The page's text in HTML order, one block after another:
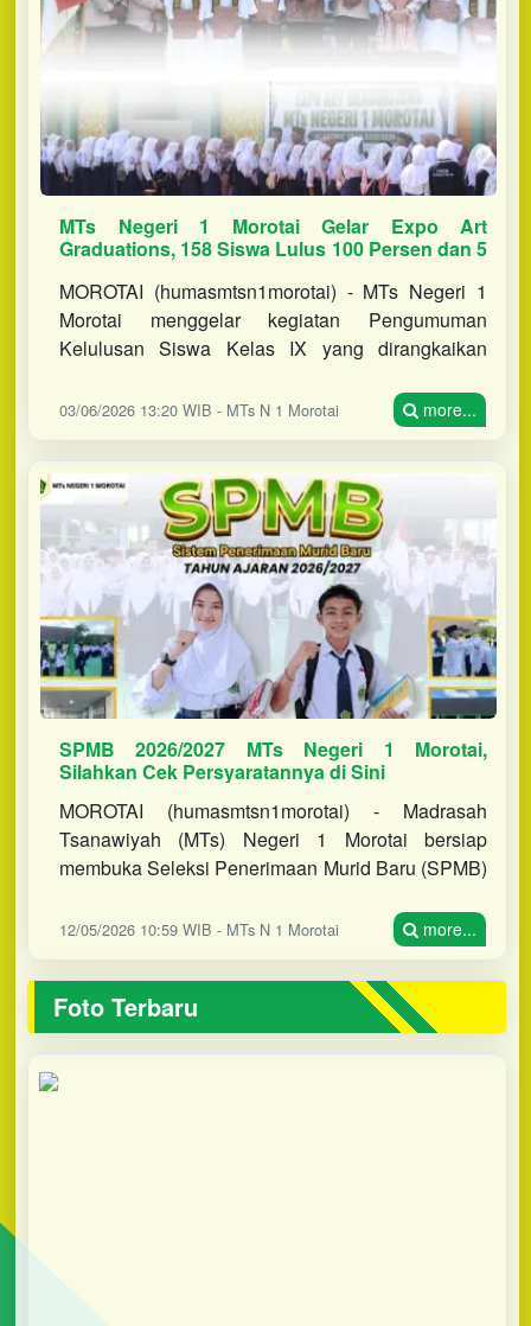
MTs Negeri 1 Morotai Gelar Expo Art
Graduations, 158 Siswa Lulus 100 Persen dan 5
MOROTAI (humasmtsn1morotai) - MTs Negeri 1
Morotai menggelar kegiatan Pengumuman
Kelulusan Siswa Kelas IX yang dirangkaikan
Angkatan II Tahun Pelajaran 2025/2026 p
03/06/2026 13:20 WIB - MTs N 1 Morotai more...
SPMB 2026/2027 MTs Negeri 1 Morotai,
Silahkan Cek Persyaratannya di Sini
MOROTAI (humasmtsn1morotai) - Madrasah
Tsanawiyah (MTs) Negeri 1 Morotai bersiap
membuka Seleksi Penerimaan Murid Baru (SPMB)
yang ditetapkan, pendaftaran dibu
12/05/2026 10:59 WIB - MTs N 1 Morotai more...
Foto Terbaru